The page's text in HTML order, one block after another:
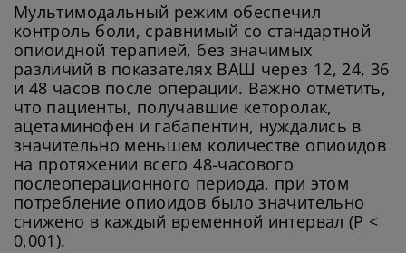
Мультимодальный режим обеспечил
контроль боли, сравнимый со стандартной
опиоидной терапией, без значимых
различий в показателях ВАШ через 12, 24, 36
и 48 часов после операции. Важно отметить,
что пациенты, получавшие кеторолак,
ацетаминофен и габапентин, нуждались в
значительно меньшем количестве опиоидов
на протяжении всего 48-часового
послеоперационного периода, при этом
потребление опиоидов было значительно
снижено в каждый временной интервал (P <
0,001).